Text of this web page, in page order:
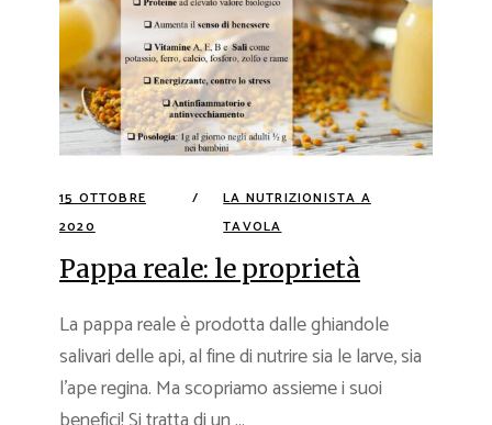
15 OTTOBRE
2020
LA NUTRIZIONISTA A
TAVOLA
Pappa reale: le proprietà
La pappa reale è prodotta dalle ghiandole
salivari delle api, al fine di nutrire sia le larve, sia
l’ape regina. Ma scopriamo assieme i suoi